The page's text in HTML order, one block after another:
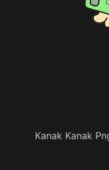
Kanak Kanak